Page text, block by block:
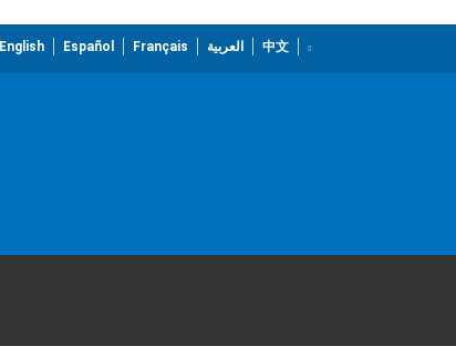
English Español Français العربية 中文